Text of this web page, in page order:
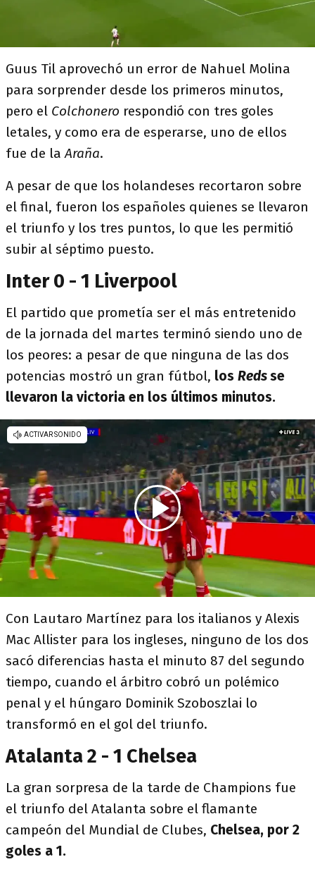
Guus Til aprovechó un error de Nahuel Molina
para sorprender desde los primeros minutos,
pero el Colchonero respondió con tres goles
letales, y como era de esperarse, uno de ellos
fue de laAraña.
A pesar de que los holandeses recortaron sobre
el final, fueron los españoles quienes se llevaron
el triunfo y los tres puntos, lo que les permitió
subir al séptimo puesto.
Inter 0 - 1 Liverpool
El partido que prometía ser el más entretenido
de la jornada del martes terminó siendo uno de
los peores: a pesar de que ninguna de las dos
potencias mostró un gran fútbol, los Redsse
llevaron la victoria en los últimos minutos.
Con Lautaro Martínez para los italianos y Alexis
Mac Allister para los ingleses, ninguno de los dos
sacó diferencias hasta el minuto 87 del segundo
tiempo, cuando el árbitro cobró un polémico
penal y el húngaro Dominik Szoboszlai lo
transformó en el gol del triunfo.
Atalanta 2 - 1 Chelsea
La gran sorpresa de la tarde de Champions fue
el triunfo del Atalanta sobre el flamante
campeón del Mundial de Clubes, Chelsea, por 2
goles a 1.